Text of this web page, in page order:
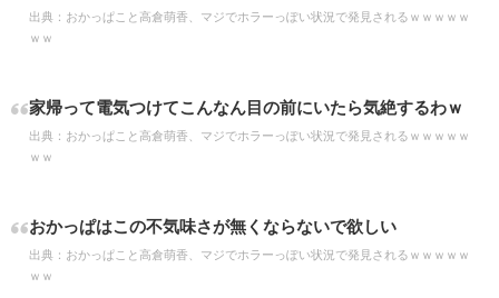
出典： おかっぱこと高倉萌香、マジでホラーっぽい状況で発見されるｗｗｗｗｗ
ｗｗ
家帰って電気つけてこんなん目の前にいたら気絶するわｗ
出典： おかっぱこと高倉萌香、マジでホラーっぽい状況で発見されるｗｗｗｗｗ
ｗｗ
おかっぱはこの不気味さが無くならないで欲しい
出典： おかっぱこと高倉萌香、マジでホラーっぽい状況で発見されるｗｗｗｗｗ
ｗｗ